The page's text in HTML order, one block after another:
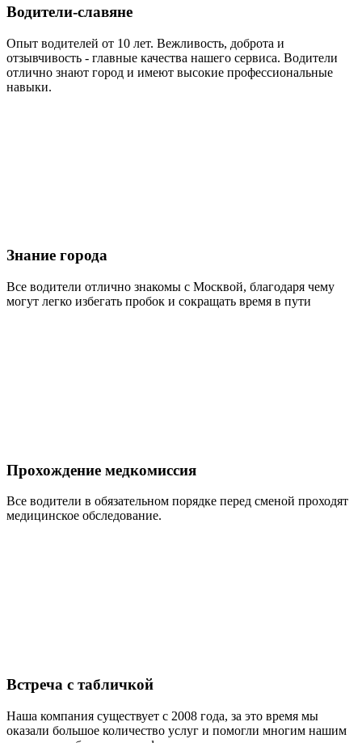
Водители-славяне
Опыт водителей от 10 лет. Вежливость, доброта и
отзывчивость - главные качества нашего сервиса. Водители
отлично знают город и имеют высокие профессиональные
навыки.
Знание города
Все водители отлично знакомы с Москвой, благодаря чему
могут легко избегать пробок и сокращать время в пути
Прохождение медкомиссия
Все водители в обязательном порядке перед сменой проходят
медицинское обследование.
Встреча с табличкой
Наша компания существует с 2008 года, за это время мы
оказали большое количество услуг и помогли многим нашим